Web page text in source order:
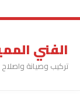
الفني المميز 0543626173
تركيب وصيانة واصلاح